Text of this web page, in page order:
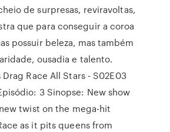
de surpresas, reviravoltas,
que para conseguir a coroa
possuir beleza, mas também
ousadia e talento.
Race All Stars - S02E03
3 Sinopse: New show
twist on the mega-hit
as it pits queens from